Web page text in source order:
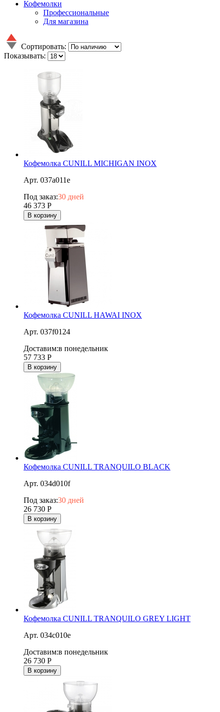
Кофемолки
Профессиональные
Для магазина
Сортировать:
Показывать:
Кофемолка CUNILL MICHIGAN INOX
Арт. 037a011e
Под заказ:30 дней
46 373 Р
В корзину
Кофемолка CUNILL HAWAI INOX
Арт. 037f0124
Доставим:в понедельник
57 733 Р
В корзину
Кофемолка CUNILL TRANQUILO BLACK
Арт. 034d010f
Под заказ:30 дней
26 730 Р
В корзину
Кофемолка CUNILL TRANQUILO GREY LIGHT
Арт. 034c010e
Доставим:в понедельник
26 730 Р
В корзину